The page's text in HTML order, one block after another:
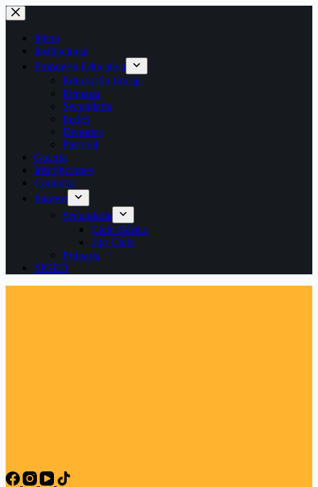
Saltar
al
contenido
Inicio
Institucional
Propuesta Educativa
Educación Inicial
Primaria
Secundaria
Inglés
Deportes
Pastoral
Galería
Inscripciones
Contacto
Ingreso
Secundaria
Ciclo Básico
2do Ciclo
Primaria
SIGED